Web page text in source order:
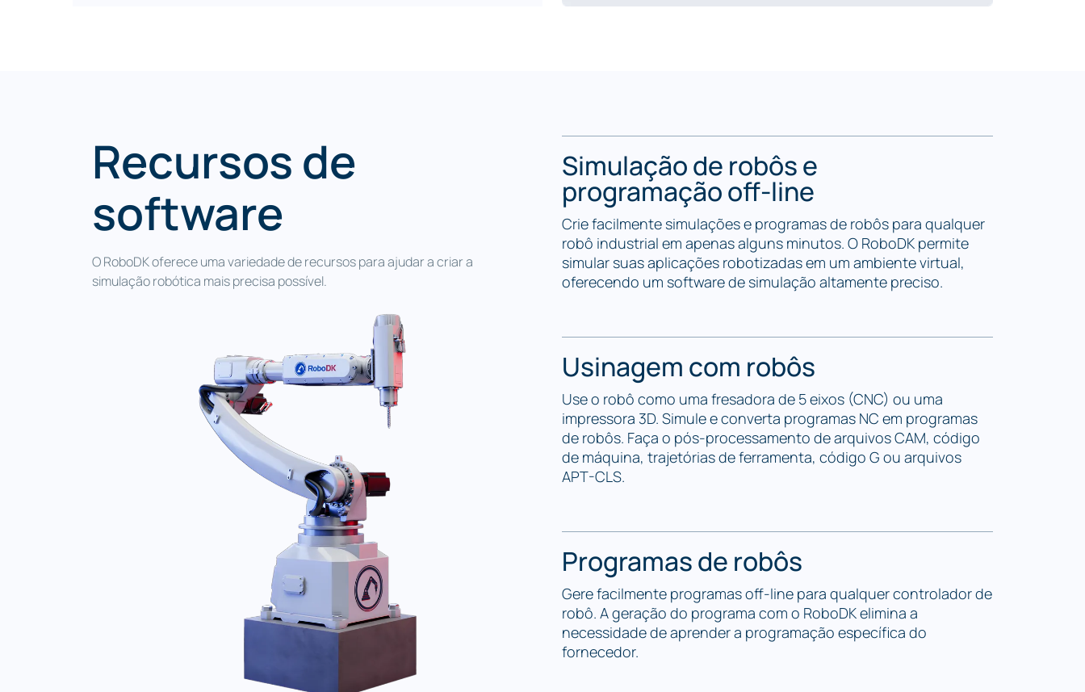
reduzindo o CAPEX e garantindo uma implementação suave e
confiável. Otimize a eficiência da automação e impulsione a
inovação da Indústria 4.0 com o software de simulação de
robótica RoboDK.
Recursos de
software
O RoboDK oferece uma variedade de recursos para ajudar a criar a
simulação robótica mais precisa possível.
Simulação de robôs e
programação off-line
Crie facilmente simulações e programas de robôs para qualquer
robô industrial em apenas alguns minutos. O RoboDK permite
simular suas aplicações robotizadas em um ambiente virtual,
oferecendo um software de simulação altamente preciso.
Usinagem com robôs
Use o robô como uma fresadora de 5 eixos (CNC) ou uma
impressora 3D. Simule e converta programas NC em programas
de robôs. Faça o pós-processamento de arquivos CAM, código
de máquina, trajetórias de ferramenta, código G ou arquivos
APT-CLS.
Programas de robôs
Gere facilmente programas off-line para qualquer controlador de
robô. A geração do programa com o RoboDK elimina a
necessidade de aprender a programação específica do
fornecedor.